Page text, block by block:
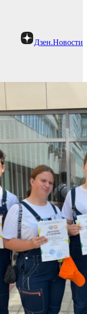
Дзен.Новости